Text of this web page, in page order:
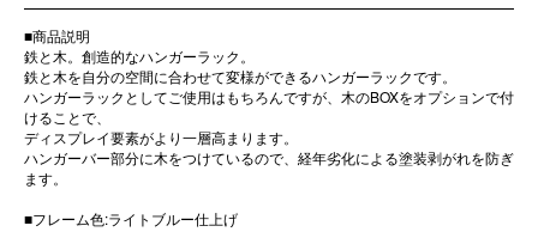
■商品説明
鉄と木。創造的なハンガーラック。
鉄と木を自分の空間に合わせて変様ができるハンガーラックです。
ハンガーラックとしてご使用はもちろんですが、木のBOXをオプションで付
けることで、
ディスプレイ要素がより一層高まります。
ハンガーバー部分に木をつけているので、経年劣化による塗装剥がれを防ぎ
ます。
■フレーム色:ライトブルー仕上げ